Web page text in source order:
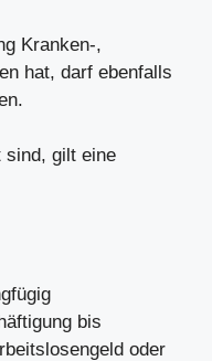
Kranken-,
hat, darf ebenfalls
sind, gilt eine
bis
oder